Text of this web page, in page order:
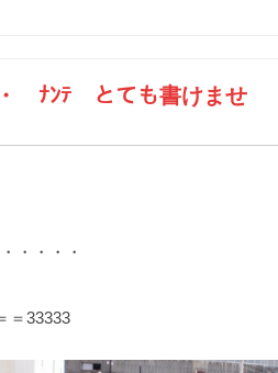
ﾅﾝﾃ とても書けませ
・・・・
33333